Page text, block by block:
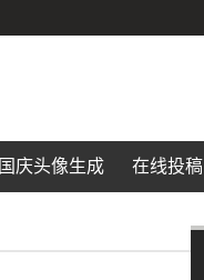
国庆头像生成 在线投稿